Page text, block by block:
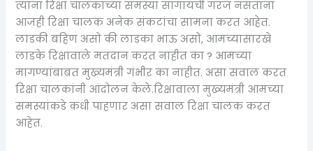
त्यांना रिक्षा चालकांच्या समस्या सांगायची गरज नसताना
आजही रिक्षा चालक अनेक संकटांचा सामना करत आहेत.
लाडकी बहिण असो की लाडका भाऊ असो, आमच्यासारखे
लाडके रिक्षावाले मतदान करत नाहीत का ? आमच्या
मागण्यांबाबत मुख्यमंत्री गंभीर का नाहीत. असा सवाल करत
रिक्षा चालकांनी आंदोलन केले.रिक्षावाला मुख्यमंत्री आमच्या
समस्यांकडे कधी पाहणार असा सवाल रिक्षा चालक करत
आहेत.